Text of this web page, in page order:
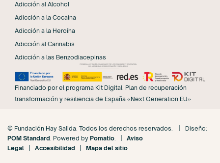
Adicción al Alcohol
Adicción a la Cocaína
Adicción a la Heroína
Adicción al Cannabis
Adicción a las Benzodiacepinas
Financiado por el programa Kit Digital. Plan de recuperación
transformación y resiliencia de España «Next Generation EU»
© Fundación Hay Salida. Todos los derechos reservados. | Diseño:
POM Standard . Powered by Pomatio
Aviso
Legal
Accesibilidad Mapa del sitio